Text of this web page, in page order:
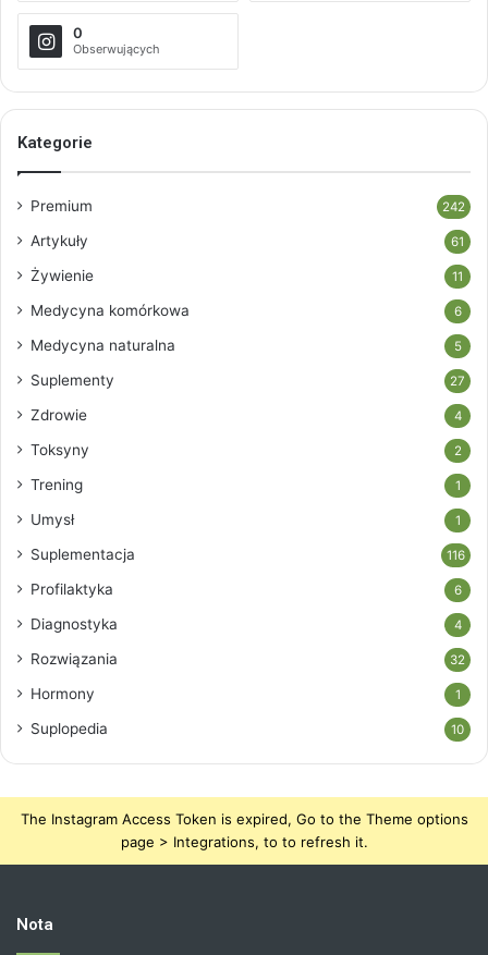
0
Obserwujących
Kategorie
Premium 242
Artykuły 61
Żywienie 11
Medycyna komórkowa 6
Medycyna naturalna 5
Suplementy 27
Zdrowie 4
Toksyny 2
Trening 1
Umysł 1
Suplementacja 116
Profilaktyka 6
Diagnostyka 4
Rozwiązania 32
Hormony 1
Suplopedia 10
The Instagram Access Token is expired, Go to the Theme options
page > Integrations, to to refresh it.
Nota